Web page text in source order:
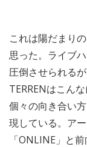
これは陽だまり
思った。ライブ
圧倒させられる
TERRENはこん
個々の向き合い
現している。ア
「ONLINE」と